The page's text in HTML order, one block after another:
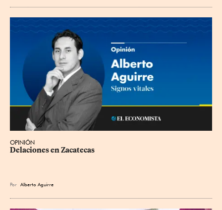
OPINIÓN
Delaciones en Zacatecas
Por Alberto Aguirre